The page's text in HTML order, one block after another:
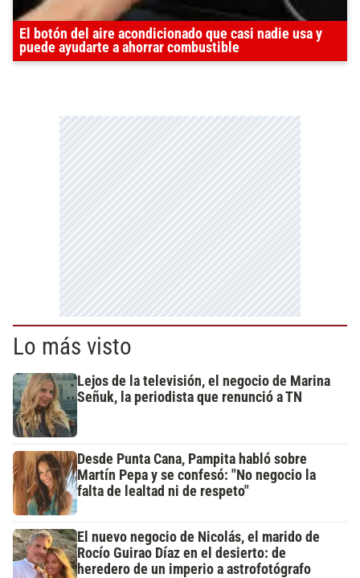
El botón del aire acondicionado que casi nadie usa y
puede ayudarte a ahorrar combustible
Lo más visto
Lejos de la televisión, el negocio de Marina
Señuk, la periodista que renunció a TN
Desde Punta Cana, Pampita habló sobre
Martín Pepa y se confesó: "No negocio la
falta de lealtad ni de respeto"
El nuevo negocio de Nicolás, el marido de
Rocío Guirao Díaz en el desierto: de
heredero de un imperio a astrofotógrafo